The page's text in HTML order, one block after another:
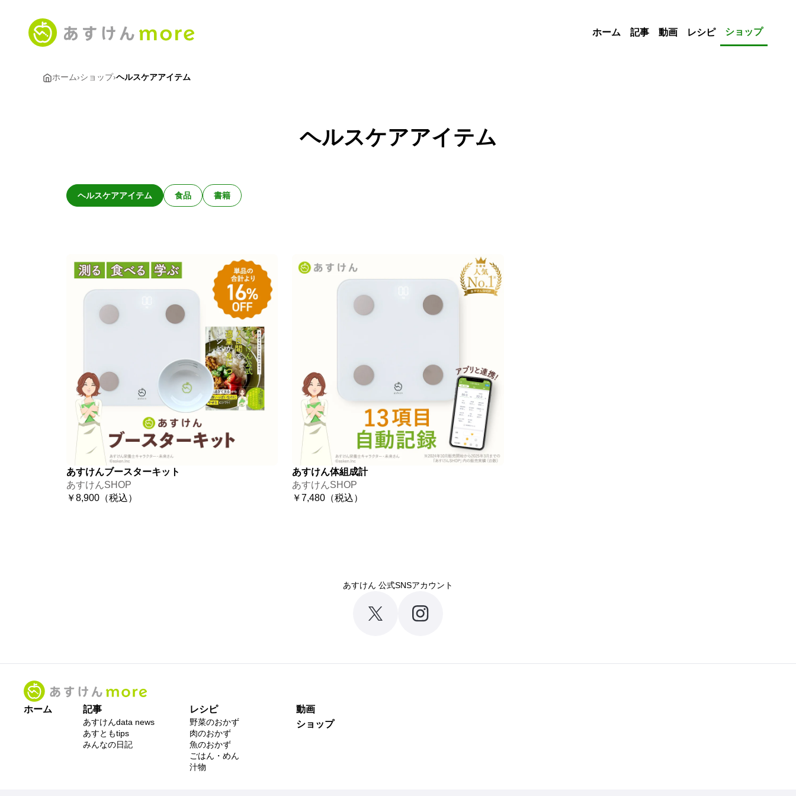
ホーム 記事 動画 レシピ ショップ
ホーム›ショップ›ヘルスケアアイテム
ヘルスケアアイテム
ヘルスケアアイテム 食品 書籍
あすけんブースターキット
あすけんSHOP
￥8,900（税込）
あすけん体組成計
あすけんSHOP
￥7,480（税込）
あすけん 公式SNSアカウント
ホーム 記事
あすけんdata news
あすともtips
みんなの日記
レシピ
野菜のおかず
肉のおかず
魚のおかず
ごはん・めん
汁物
動画
ショップ